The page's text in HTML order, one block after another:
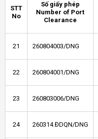
STT
No
Số giấy phép
Number of Port
Clearance
21 260804003/DNG
22 260804001/DNG
23 260803006/DNG
24 260314.ĐDQN/DNG